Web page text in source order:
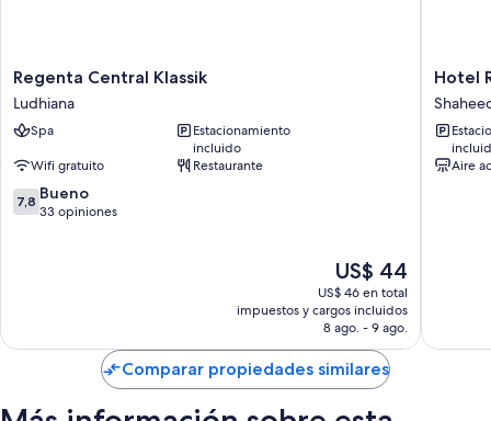
seguridad en la recepción
Características de las habitaciones
Las 114 habitaciones están amuebladas de manera individual y ofrecen
comodidades como servicio a la habitación las 24 horas y menús de
almohadas. También proporcionan atenciones como aire acondicionado
y batas.
Camas plegables/adicionales con cargo y cunas gratuitas
Baños con cabezales de ducha tipo lluvia y artículos de tocador de
diseñador
Televisiones LCD de 40 pulgadas con canales de televisión premium
Regenta
Central
Klassik
Ludhiana
Regenta Central Klassik
Ludhiana
Spa
Estacionamiento
incluido
Wifi gratuito
Restaurante
7.8
de
7,8 Bueno
33 opiniones
El
precio
actual
es
de
US$ 44
US$ 44
US$ 46 en total
impuestos y cargos incluidos
8 ago. - 9 ago.
Hotel
Raj
Mahal
Bhagat
Singh
Hotel
Aire
Comparar propiedades similares